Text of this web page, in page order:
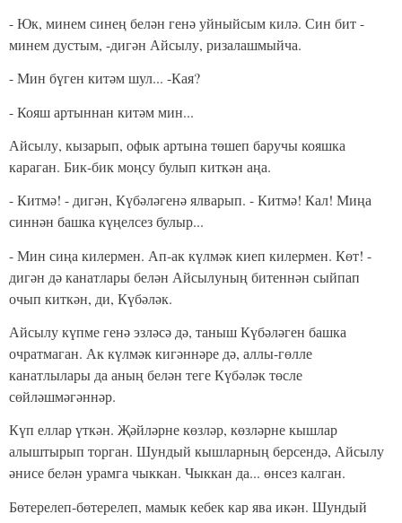
- Юк, минем синең белән генә уйныйсым килә. Син бит -
минем дустым, -дигән Айсылу, ризалашмыйча.
- Мин бүген китәм шул... -Кая?
- Кояш артыннан китәм мин...
Айсылу, кызарып, офык артына төшеп баручы кояшка
караган. Бик-бик моңсу булып киткән аңа.
- Китмә! - дигән, Күбәләгенә ялварып. - Китмә! Кал! Миңа
синнән башка күңелсез булыр...
- Мин сиңа килермен. Ап-ак күлмәк киеп килермен. Көт! -
дигән дә канат­лары белән Айсылуның битеннән сыйпап
очып киткән, ди, Күбәләк.
Айсылу күпме генә эзләсә дә, таныш Күбәләген башка
очратмаган. Ак күлмәк кигәннәре дә, аллы-гөлле
канатлылары да аның белән теге Күбәләк төсле
сөйләшмәгәннәр.
Күп еллар үткән. Җәйләрне көзләр, көзләрне кышлар
алыштырып торган. Шундый кышларның берсендә, Айсылу
әнисе белән урамга чыккан. Чыккан да... өнсез калган.
Бөтерелеп-бөтерелеп, мамык кебек кар ява икән. Шундый